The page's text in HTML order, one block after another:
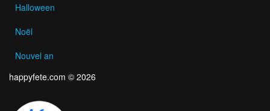
Halloween
Noël
Nouvel an
happyfete.com © 2026